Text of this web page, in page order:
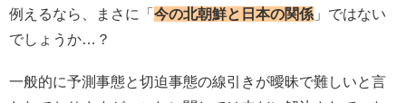
例えるなら、まさに「 今の北朝鮮と日本の関係 」ではない
でしょうか…？
一般的に予測事態と切迫事態の線引きが曖昧で難しいと言